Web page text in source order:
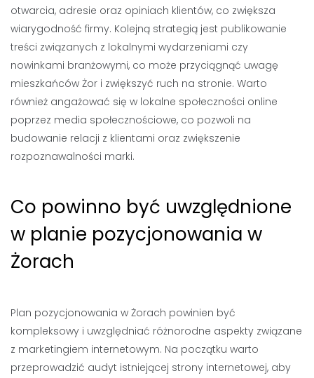
otwarcia, adresie oraz opiniach klientów, co zwiększa
wiarygodność firmy. Kolejną strategią jest publikowanie
treści związanych z lokalnymi wydarzeniami czy
nowinkami branżowymi, co może przyciągnąć uwagę
mieszkańców Żor i zwiększyć ruch na stronie. Warto
również angażować się w lokalne społeczności online
poprzez media społecznościowe, co pozwoli na
budowanie relacji z klientami oraz zwiększenie
rozpoznawalności marki.
Co powinno być uwzględnione
w planie pozycjonowania w
Żorach
Plan pozycjonowania w Żorach powinien być
kompleksowy i uwzględniać różnorodne aspekty związane
z marketingiem internetowym. Na początku warto
przeprowadzić audyt istniejącej strony internetowej, aby